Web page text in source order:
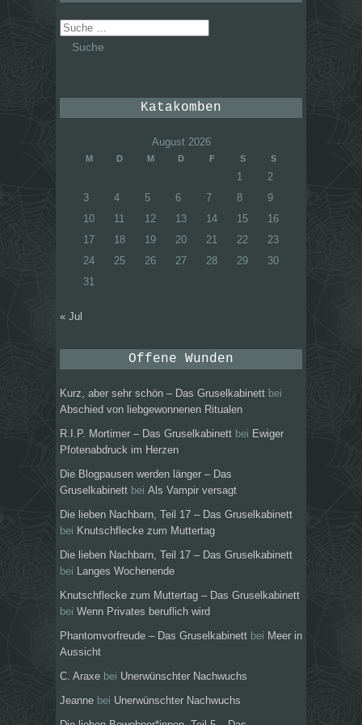
Suche
nach:
Katakomben
August 2026
M D M D F S S
1
2
3
4 5 6 7 8
9
10
11 12 13 14 15
16
17
18 19 20 21 22
23
24
25 26 27 28 29
30
31
« Jul
Offene Wunden
Kurz, aber sehr schön – Das Gruselkabinett bei
Abschied von liebgewonnenen Ritualen
R.I.P. Mortimer – Das Gruselkabinett bei Ewiger
Pfotenabdruck im Herzen
Die Blogpausen werden länger – Das
Gruselkabinett bei Als Vampir versagt
Die lieben Nachbarn, Teil 17 – Das Gruselkabinett
bei Knutschflecke zum Muttertag
Die lieben Nachbarn, Teil 17 – Das Gruselkabinett
bei
Langes Wochenende
Knutschflecke zum Muttertag – Das Gruselkabinett
bei Wenn Privates beruflich wird
Phantomvorfreude – Das Gruselkabinett bei Meer in
Aussicht
C. Araxe bei Unerwünschter Nachwuchs
Jeanne bei Unerwünschter Nachwuchs